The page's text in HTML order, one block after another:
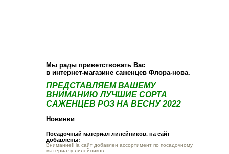
Мы рады приветствовать Вас
в интернет-магазине саженцев Флора-нова.
ПРЕДСТАВЛЯЕМ ВАШЕМУ
ВНИМАНИЮ ЛУЧШИЕ СОРТА
САЖЕНЦЕВ РОЗ НА ВЕСНУ 2022
Новинки
Посадочный материал лилейников. на сайт
добавлены:
Внимание!На сайт добавлен ассортимент по посадочному
материалу лилейников.